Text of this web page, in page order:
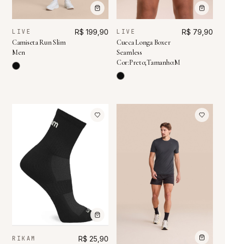
LIVE
Camiseta Run Slim
Men
R$ 199,90 LIVE
Cueca Longa Boxer
Seamless
Cor:Preto;Tamanho:M
R$ 79,90
RIKAM R$ 25,90